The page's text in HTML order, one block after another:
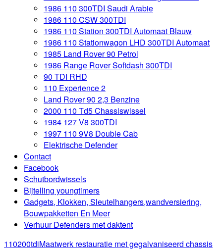
1986 110 300TDI Saudi Arabie
1986 110 CSW 300TDI
1986 110 Station 300TDI Automaat Blauw
1986 110 Stationwagon LHD 300TDI Automaat
1985 Land Rover 90 Petrol
1986 Range Rover Softdash 300TDI
90 TDI RHD
110 Experience 2
Land Rover 90 2,3 Benzine
2000 110 Td5 Chassiswissel
1984 127 V8 300TDI
1997 110 9V8 Double Cab
Elektrische Defender
Contact
Facebook
Schutbordwissels
Bijtelling youngtimers
Gadgets, Klokken, Sleutelhangers,wandversiering,
Bouwpakketten En Meer
Verhuur Defenders met daktent
110200tdiMaatwerk restauratie met gegalvaniseerd chassis